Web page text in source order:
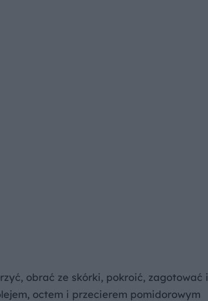
obrać ze skórki, pokroić, zagotować i
octem i przecierem pomidorowym